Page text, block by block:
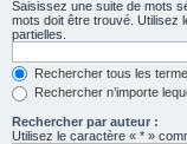
Saisissez une suite de mots
mots doit être trouvé. Utilisez
partielles.
Rechercher tous les
Rechercher n’importe
Rechercher par auteur :
Utilisez le caractère « * »